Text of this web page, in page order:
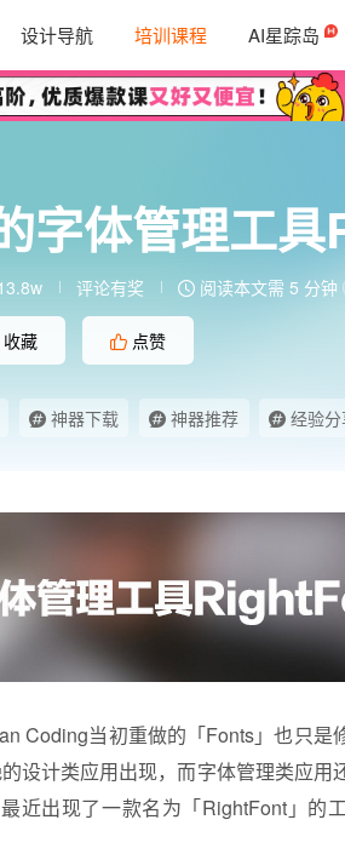
设计导航 培训课程 AI星踪岛
字体管理工
评论有奖 阅读本文需 5 分钟
收藏 点赞
神器下载 神器推荐 经验
Coding当初重做的「Fonts」也只是
设计类应用出现，而字体管理类应用
近出现了一款名为「RightFont」的